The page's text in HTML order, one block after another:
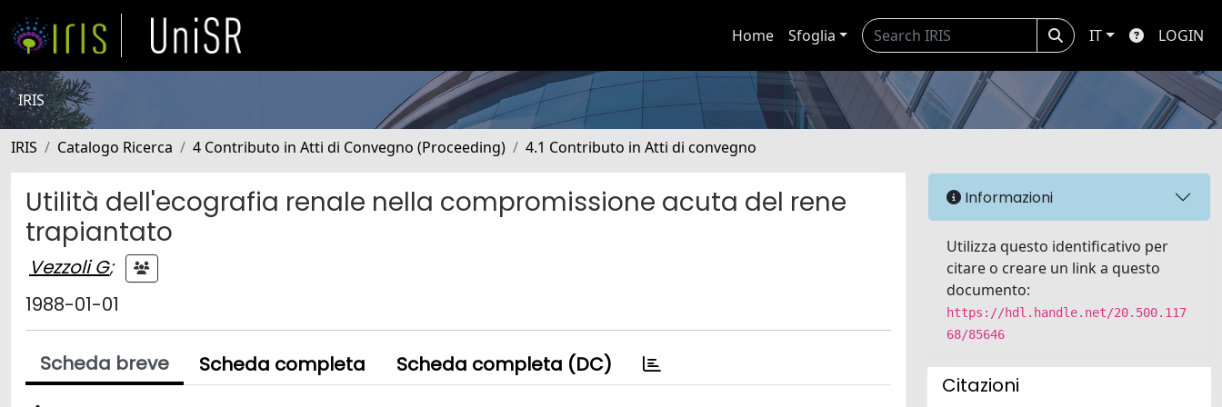
Home Sfoglia IT LOGIN
IRIS
IRIS Catalogo Ricerca 4 Contributo in Atti di Convegno (Proceeding) 4.1 Contributo in Atti di convegno
Utilità dell'ecografia renale nella compromissione acuta del rene
trapiantato
Vezzoli G;
1988-01-01
Scheda breve Scheda completa Scheda completa (DC)
Informazioni
Utilizza questo identificativo per
citare o creare un link a questo
documento:
https://hdl.handle.net/20.500.117
68/85646
Citazioni